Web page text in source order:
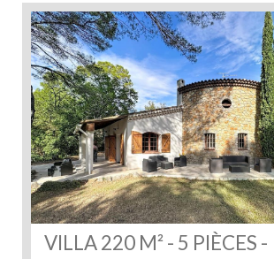
VILLA 220 M² - 5 PIÈCES -